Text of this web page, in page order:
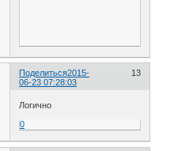
Поделиться 13
2015-
06-23 07:28:03
Логично
0